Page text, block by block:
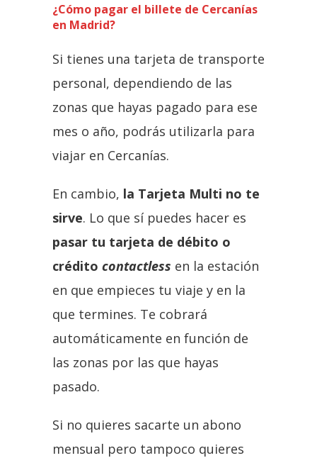
¿Cómo pagar el billete de Cercanías
en Madrid?
Si tienes una tarjeta de transporte
personal, dependiendo de las
zonas que hayas pagado para ese
mes o año, podrás utilizarla para
viajar en Cercanías.
En cambio, la Tarjeta Multi no te
sirve. Lo que sí puedes hacer es
pasar tu tarjeta de débito o
crédito contactless en la estación
en que empieces tu viaje y en la
que termines. Te cobrará
automáticamente en función de
las zonas por las que hayas
pasado.
Si no quieres sacarte un abono
mensual pero tampoco quieres